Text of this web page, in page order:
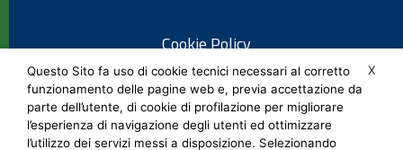
Cookie Policy
Informativa privacy
X
Questo Sito fa uso di cookie tecnici necessari al corretto
funzionamento delle pagine web e, previa accettazione da
parte dell’utente, di cookie di profilazione per migliorare
l’esperienza di navigazione degli utenti ed ottimizzare
l’utilizzo dei servizi messi a disposizione. Selezionando